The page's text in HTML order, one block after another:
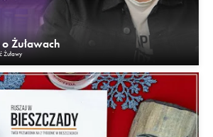
Żuławach
Żuławy